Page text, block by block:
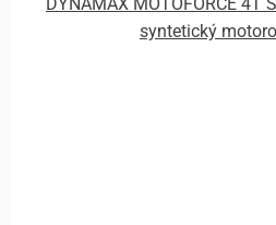
DYNAMAX MOTOFORCE 4T
syntetický